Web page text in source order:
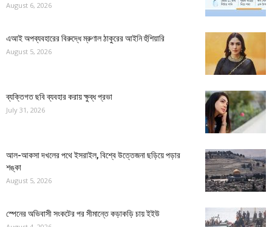
August 6, 2026
এআই অপব্যবহারের বিরুদ্ধে ম্রুণাল ঠাকুরের আইনি হুঁশিয়ারি
August 5, 2026
ব্যক্তিগত ছবি ব্যবহার করায় ক্ষুব্ধ প্রভা
July 31, 2026
আল-আকসা দখলের পথে ইসরাইল, বিশ্বে উত্তেজনা ছড়িয়ে পড়ার
শঙ্কা
August 5, 2026
স্পেনের অভিবাসী সংকটের পর সীমান্তে কড়াকড়ি চায় ইইউ